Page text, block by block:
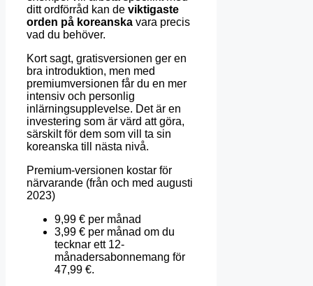
ditt ordförråd kan de viktigaste
orden på koreanska vara precis
vad du behöver.
Kort sagt, gratisversionen ger en
bra introduktion, men med
premiumversionen får du en mer
intensiv och personlig
inlärningsupplevelse. Det är en
investering som är värd att göra,
särskilt för dem som vill ta sin
koreanska till nästa nivå.
Premium-versionen kostar för
närvarande (från och med augusti
2023)
9,99 € per månad
3,99 € per månad om du
tecknar ett 12-
månadersabonnemang för
47,99 €.